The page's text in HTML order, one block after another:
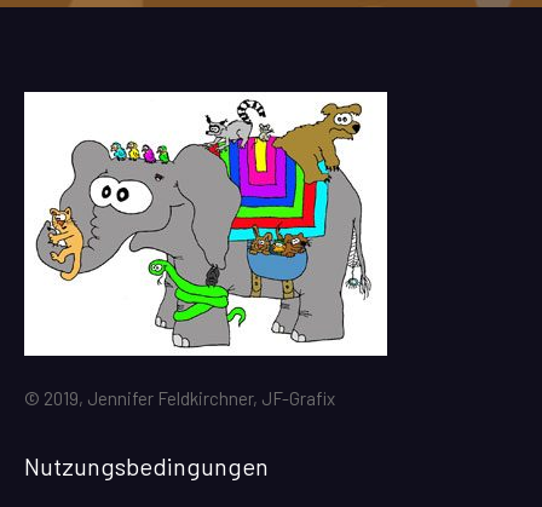
© 2019, Jennifer Feldkirchner, JF-Grafix
Nutzungsbedingungen